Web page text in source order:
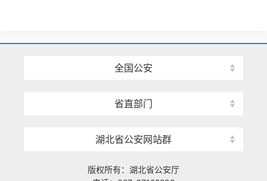
全国公安
省直部门
湖北省公安网站群
版权所有：湖北省公安厅